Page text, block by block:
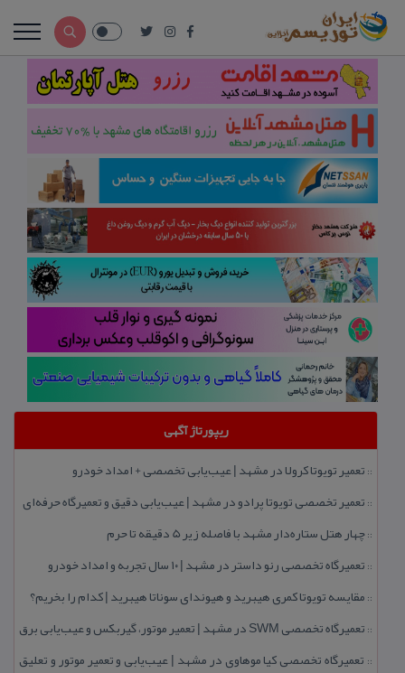
ریپورتاژ آگهی
:: تعمیر تویوتا كرولا در مشهد | عیب‌یابی تخصصی + امداد خودرو
:: تعمیر تخصصی تویوتا پرادو در مشهد | عیب‌یابی دقیق و تعمیرگاه حرفه‌ای
::چهار هتل‌ ستاره‌دار مشهد با فاصله زیر 5 دقیقه تا حرم
:: تعمیرگاه تخصصی رنو داستر در مشهد | ۱۰ سال تجربه و امداد خودرو
:: مقایسه تویوتا كمری هیبرید و هیوندای سوناتا هیبرید | كدام را بخریم؟
:: تعمیرگاه تخصصی SWM در مشهد | تعمیر موتور، گیربكس و عیب‌یابی برق
:: تعمیرگاه تخصصی كیا موهاوی در مشهد | عیب‌یابی و تعمیر موتور و تعلیق